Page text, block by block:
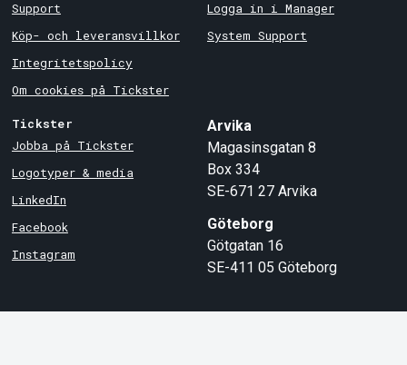
Support
Köp- och leveransvillkor
Integritetspolicy
Om cookies på Tickster
Logga in i Manager
System Support
Tickster
Jobba på Tickster
Logotyper & media
LinkedIn
Facebook
Instagram
Arvika
Magasinsgatan 8
Box 334
SE-671 27 Arvika
Göteborg
Götgatan 16
SE-411 05 Göteborg